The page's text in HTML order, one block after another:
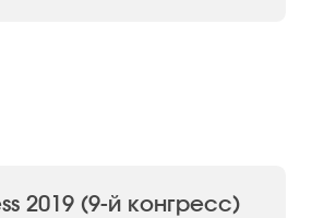
2019 (9-й конгресс)